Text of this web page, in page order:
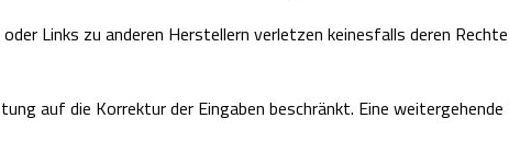
Links zu anderen Herstellern verletzen keinesfalls deren
auf die Korrektur der Eingaben beschränkt. Eine